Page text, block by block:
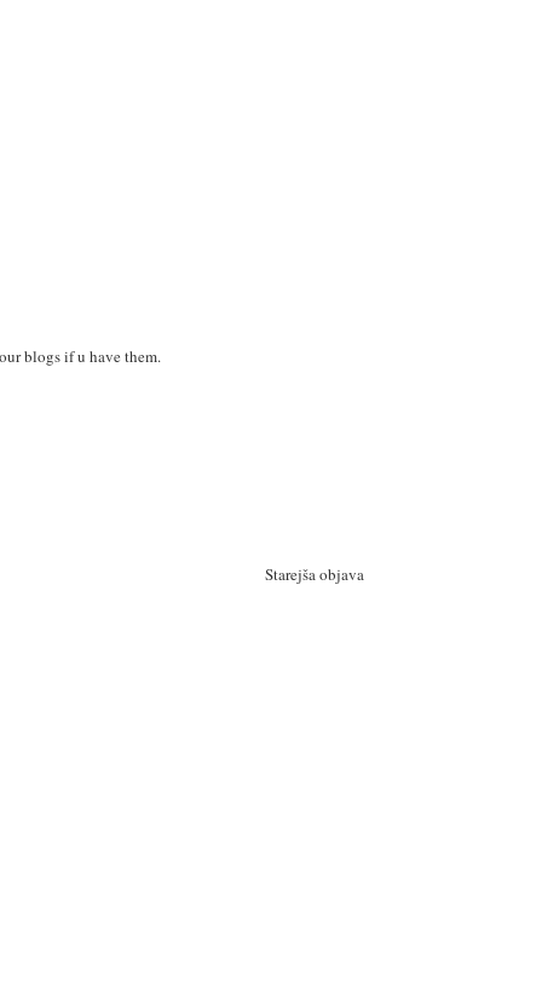
blogs if u have them.
Starejša objava